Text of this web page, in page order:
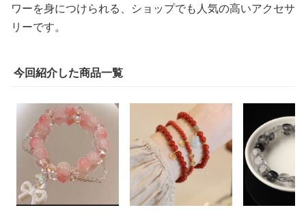
ワーを身につけられる、ショップでも人気の高いアクセサ
リーです。
今回紹介した商品一覧